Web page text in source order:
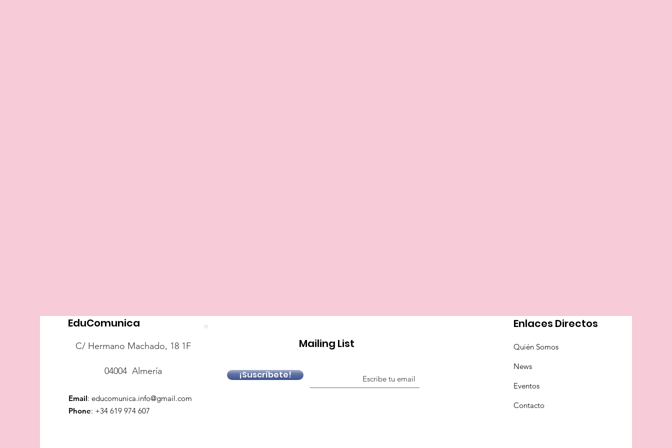
EduComunica
C/ Hermano Machado, 18 1F
04004 Almería
Email: educomunica.info@gmail.com
Phone: +34 619 974 607​
Mailing List
¡Suscríbete!
Enlaces Directos
Quién Somos
News
Eventos
Contacto